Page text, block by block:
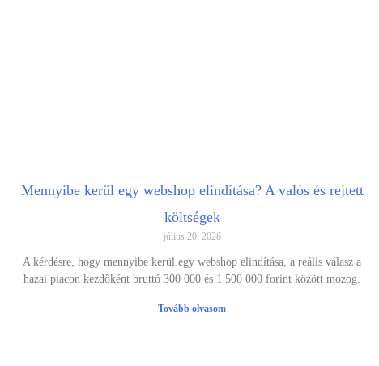
Mennyibe kerül egy webshop elindítása? A valós és rejtett
költségek
július 20, 2026
A kérdésre, hogy mennyibe kerül egy webshop elindítása, a reális válasz a
hazai piacon kezdőként bruttó 300 000 és 1 500 000 forint között mozog.
Tovább olvasom